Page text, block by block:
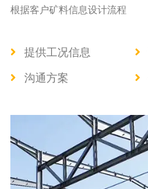
根据客户矿料信息设计流程
提供工况信息
沟通方案